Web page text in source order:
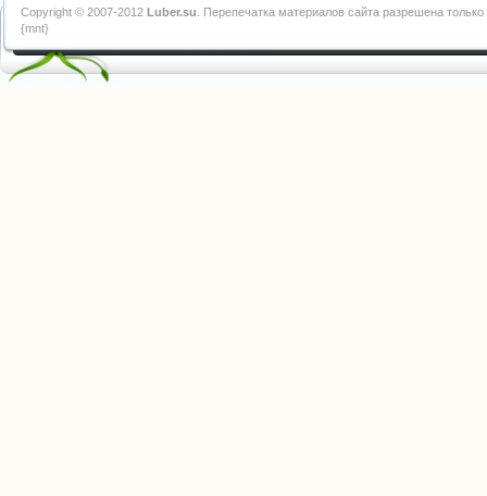
Copyright © 2007-2012 Luber.su . Перепечатка материалов сайта разрешена
{mnt}